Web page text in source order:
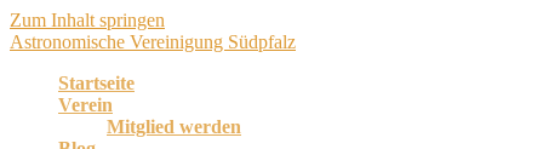
Zum Inhalt springen
Astronomische Vereinigung Südpfalz
Startseite
Verein
Mitglied werden